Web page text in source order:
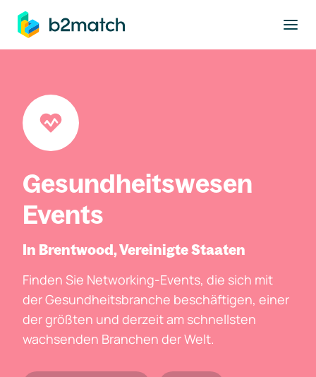
springen
Gesundheitswesen
Events
In Brentwood, Vereinigte Staaten
Finden Sie Networking-Events, die sich mit
der Gesundheitsbranche beschäftigen, einer
der größten und derzeit am schnellsten
wachsenden Branchen der Welt.